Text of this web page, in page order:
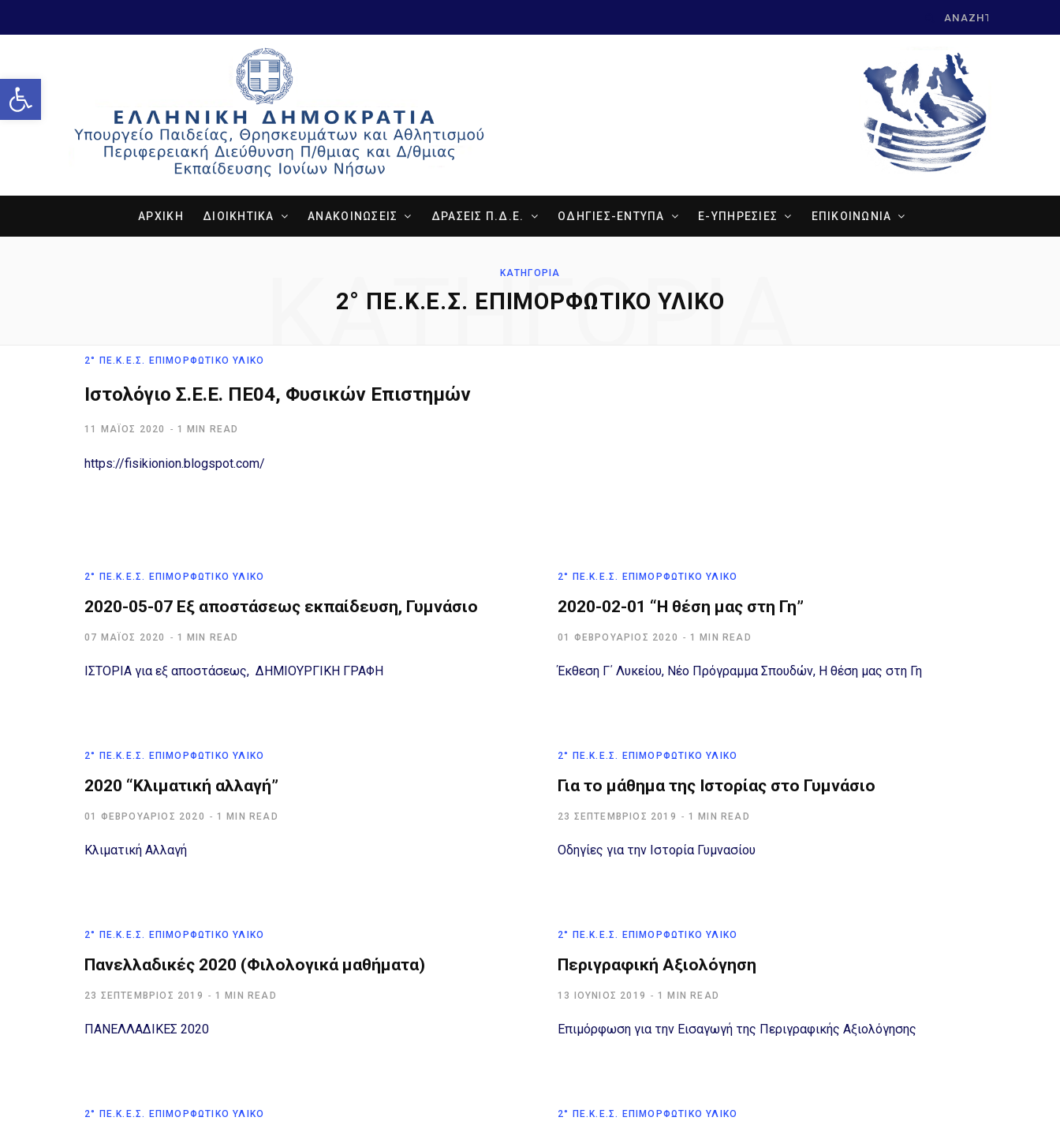
Open toolbar
Search
ΑΡΧΙΚΗ ΔΙΟΙΚΗΤΙΚΑ ΑΝΑΚΟΙΝΩΣΕΙΣ ΔΡΑΣΕΙΣ Π.Δ.Ε. ΟΔΗΓΙΕΣ-ΕΝΤΥΠΑ E-ΥΠΗΡΕΣΙΕΣ ΕΠΙΚΟΙΝΩΝΙΑ
ΚΑΤΗΓΟΡΊΑ
2° ΠΕ.Κ.Ε.Σ. ΕΠΙΜΟΡΦΩΤΙΚΌ ΥΛΙΚΌ
ΚΑΤΗΓΟΡΊΑ
2° ΠΕ.Κ.Ε.Σ. ΕΠΙΜΟΡΦΩΤΙΚΌ ΥΛΙΚΌ
Ιστολόγιο Σ.Ε.Ε. ΠΕ04, Φυσικών Επιστημών
11 ΜΆΊΟΣ 2020 1 MIN READ
https://fisikionion.blogspot.com/
2° ΠΕ.Κ.Ε.Σ. ΕΠΙΜΟΡΦΩΤΙΚΌ ΥΛΙΚΌ
2020-05-07 Εξ αποστάσεως εκπαίδευση, Γυμνάσιο
07 ΜΆΊΟΣ 2020 1 MIN READ
ΙΣΤΟΡΙΑ για εξ αποστάσεως, ΔΗΜΙΟΥΡΓΙΚΗ ΓΡΑΦΗ
2° ΠΕ.Κ.Ε.Σ. ΕΠΙΜΟΡΦΩΤΙΚΌ ΥΛΙΚΌ
2020-02-01 “Η θέση μας στη Γη”
01 ΦΕΒΡΟΥΆΡΙΟΣ 2020 1 MIN READ
Έκθεση Γ΄ Λυκείου, Νέο Πρόγραμμα Σπουδών, Η θέση μας στη Γη
2° ΠΕ.Κ.Ε.Σ. ΕΠΙΜΟΡΦΩΤΙΚΌ ΥΛΙΚΌ
2020 “Κλιματική αλλαγή”
01 ΦΕΒΡΟΥΆΡΙΟΣ 2020 1 MIN READ
Κλιματική Αλλαγή
2° ΠΕ.Κ.Ε.Σ. ΕΠΙΜΟΡΦΩΤΙΚΌ ΥΛΙΚΌ
Για το μάθημα της Ιστορίας στο Γυμνάσιο
23 ΣΕΠΤΈΜΒΡΙΟΣ 2019 1 MIN READ
Οδηγίες για την Ιστορία Γυμνασίου
2° ΠΕ.Κ.Ε.Σ. ΕΠΙΜΟΡΦΩΤΙΚΌ ΥΛΙΚΌ
Πανελλαδικές 2020 (Φιλολογικά μαθήματα)
23 ΣΕΠΤΈΜΒΡΙΟΣ 2019 1 MIN READ
ΠΑΝΕΛΛΑΔΙΚΕΣ 2020
2° ΠΕ.Κ.Ε.Σ. ΕΠΙΜΟΡΦΩΤΙΚΌ ΥΛΙΚΌ
Περιγραφική Αξιολόγηση
13 ΙΟΎΝΙΟΣ 2019 1 MIN READ
Επιμόρφωση για την Εισαγωγή της Περιγραφικής Αξιολόγησης
2° ΠΕ.Κ.Ε.Σ. ΕΠΙΜΟΡΦΩΤΙΚΌ ΥΛΙΚΌ 2° ΠΕ.Κ.Ε.Σ. ΕΠΙΜΟΡΦΩΤΙΚΌ ΥΛΙΚΌ